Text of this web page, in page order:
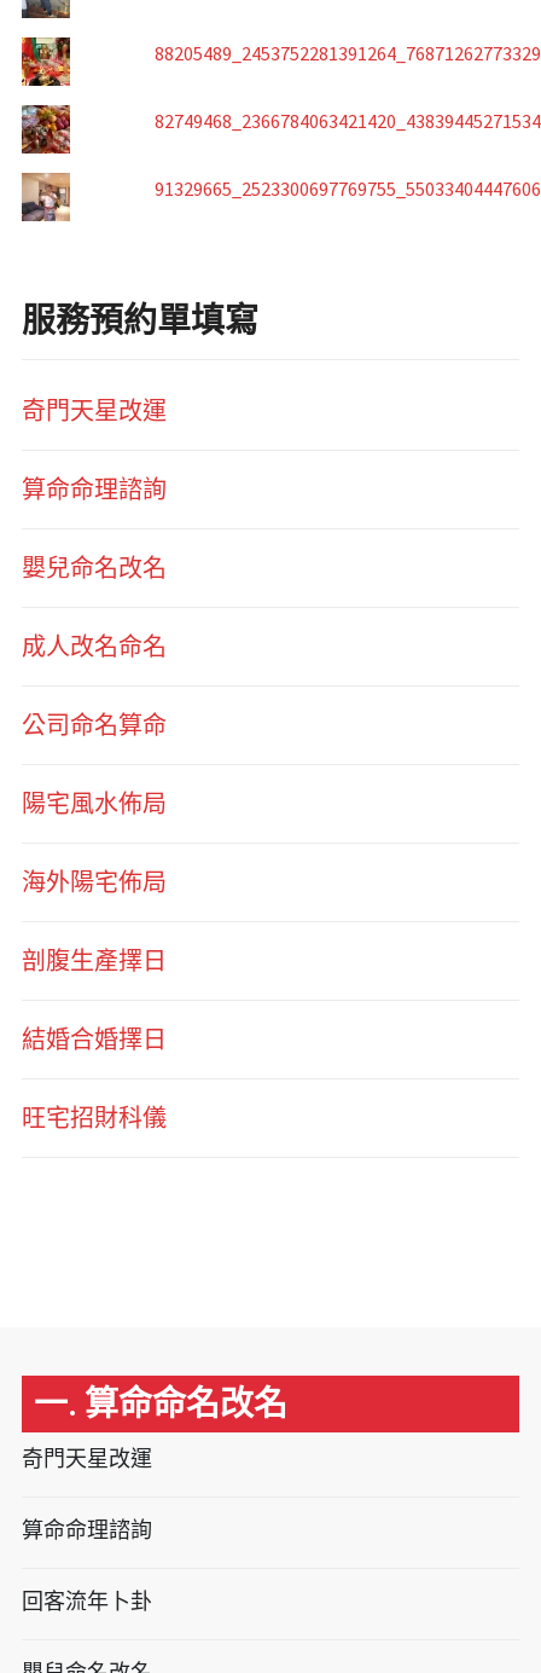
服務預約單填寫
奇門天星改運
算命命理諮詢
嬰兒命名改名
成人改名命名
公司命名算命
陽宅風水佈局
海外陽宅佈局
剖腹生產擇日
結婚合婚擇日
旺宅招財科儀
一. 算命命名改名
奇門天星改運
算命命理諮詢
回客流年卜卦